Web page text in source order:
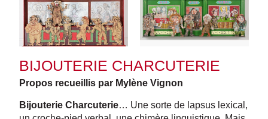
BIJOUTERIE CHARCUTERIE
Propos recueillis par Mylène Vignon
Bijouterie Charcuterie… Une sorte de lapsus lexical,